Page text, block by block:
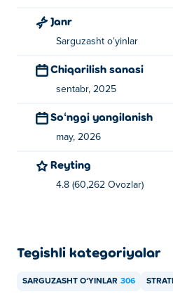
Qanday qilib Sort the
Siz “Sort the Court” oʻyinini
Sort the Court o'ynay
Sudni tartiblang!
Janr
Sarguzasht oʻyinlar
Chiqarilish sanasi
sentabr, 2025
Soʻnggi yangilanish
may, 2026
Reyting
4.8 (60,262 Ovozlar)
Tegishli kategoriyalar
SARGUZASHT OʻYINLAR 306